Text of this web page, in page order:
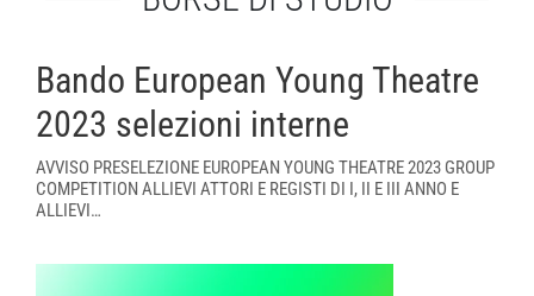
Bando European Young Theatre
2023 selezioni interne
AVVISO PRESELEZIONE EUROPEAN YOUNG THEATRE 2023 GROUP
COMPETITION ALLIEVI ATTORI E REGISTI DI I, II E III ANNO E
ALLIEVI…